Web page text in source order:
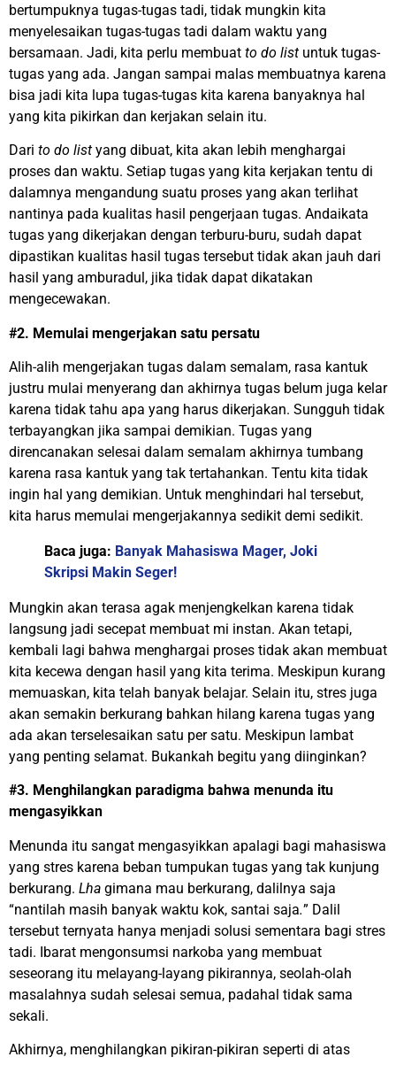
bertumpuknya tugas-tugas tadi, tidak mungkin kita
menyelesaikan tugas-tugas tadi dalam waktu yang
bersamaan. Jadi, kita perlu membuat to do list untuk tugas-
tugas yang ada. Jangan sampai malas membuatnya karena
bisa jadi kita lupa tugas-tugas kita karena banyaknya hal
yang kita pikirkan dan kerjakan selain itu.
Dari to do list yang dibuat, kita akan lebih menghargai
proses dan waktu. Setiap tugas yang kita kerjakan tentu di
dalamnya mengandung suatu proses yang akan terlihat
nantinya pada kualitas hasil pengerjaan tugas. Andaikata
tugas yang dikerjakan dengan terburu-buru, sudah dapat
dipastikan kualitas hasil tugas tersebut tidak akan jauh dari
hasil yang amburadul, jika tidak dapat dikatakan
mengecewakan.
#2. Memulai mengerjakan satu persatu
Alih-alih mengerjakan tugas dalam semalam, rasa kantuk
justru mulai menyerang dan akhirnya tugas belum juga kelar
karena tidak tahu apa yang harus dikerjakan. Sungguh tidak
terbayangkan jika sampai demikian. Tugas yang
direncanakan selesai dalam semalam akhirnya tumbang
karena rasa kantuk yang tak tertahankan. Tentu kita tidak
ingin hal yang demikian. Untuk menghindari hal tersebut,
kita harus memulai mengerjakannya sedikit demi sedikit.
Baca juga: Banyak Mahasiswa Mager, Joki
Skripsi Makin Seger!
Mungkin akan terasa agak menjengkelkan karena tidak
langsung jadi secepat membuat mi instan. Akan tetapi,
kembali lagi bahwa menghargai proses tidak akan membuat
kita kecewa dengan hasil yang kita terima. Meskipun kurang
memuaskan, kita telah banyak belajar. Selain itu, stres juga
akan semakin berkurang bahkan hilang karena tugas yang
ada akan terselesaikan satu per satu. Meskipun lambat
yang penting selamat. Bukankah begitu yang diinginkan?
#3. Menghilangkan paradigma bahwa menunda itu
mengasyikkan
Menunda itu sangat mengasyikkan apalagi bagi mahasiswa
yang stres karena beban tumpukan tugas yang tak kunjung
berkurang. Lha gimana mau berkurang, dalilnya saja
“nantilah masih banyak waktu kok, santai saja.” Dalil
tersebut ternyata hanya menjadi solusi sementara bagi stres
tadi. Ibarat mengonsumsi narkoba yang membuat
seseorang itu melayang-layang pikirannya, seolah-olah
masalahnya sudah selesai semua, padahal tidak sama
sekali.
Akhirnya, menghilangkan pikiran-pikiran seperti di atas